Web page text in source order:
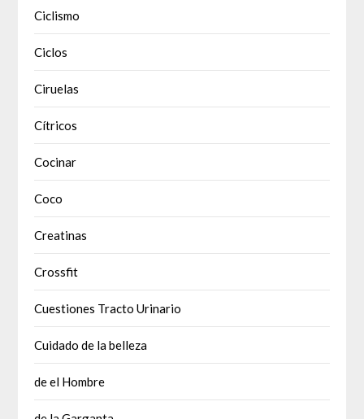
Ciclismo
Ciclos
Ciruelas
Cítricos
Cocinar
Coco
Creatinas
Crossfit
Cuestiones Tracto Urinario
Cuidado de la belleza
de el Hombre